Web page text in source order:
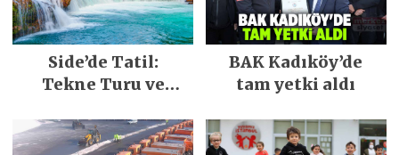
Side’de Tatil:
Tekne Turu ve
BAK Kadıköy’de
tam yetki aldı